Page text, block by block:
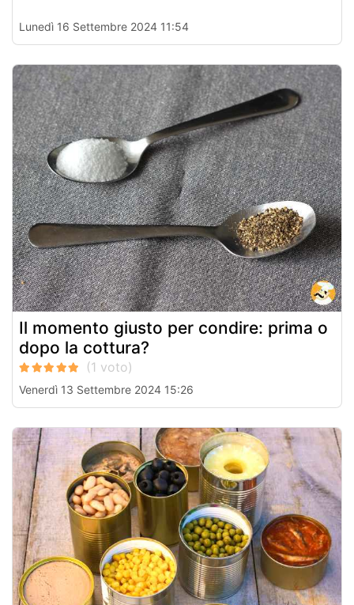
Lunedì 16 Settembre 2024 11:54
Il momento giusto per condire: prima o
dopo la cottura?
Venerdì 13 Settembre 2024 15:26